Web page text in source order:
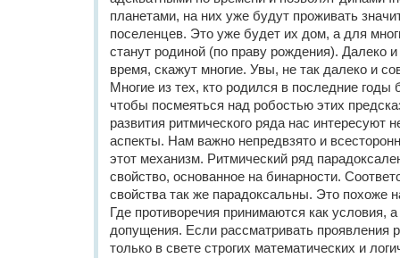
планетами, на них уже будут проживать
поселенцев. Это уже будет их дом, а для
станут родиной (по праву рождения). Далеко
время, скажут многие. Увы, не так далеко и
Многие из тех, кто родился в последние годы
чтобы посмеяться над робостью этих
развития ритмического ряда нас интересуют
аспекты. Нам важно непредвзято и
этот механизм. Ритмический ряд
свойство, основанное на бинарности.
свойства так же парадоксальны. Это похоже
Где противоречия принимаются как условия,
допущения. Если рассматривать проявления
только в свете строгих математических и